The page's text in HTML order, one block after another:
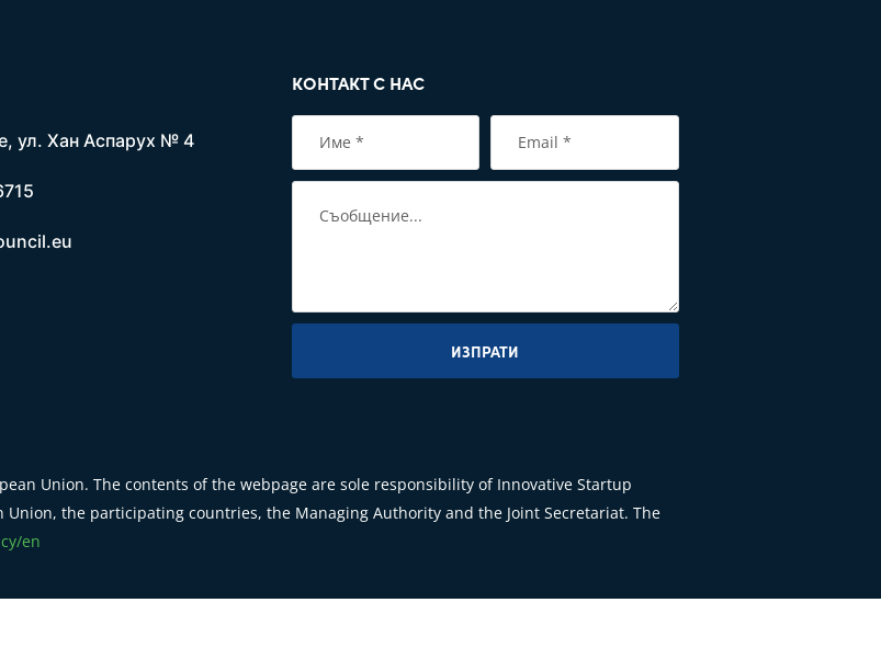
ул. Хан Аспарух № 4
КОНТАКТ С НАС
ИЗПРАТИ
Union. The contents of the webpage are sole responsibility of Innovative Startup
the participating countries, the Managing Authority and the Joint Secretariat. The
en